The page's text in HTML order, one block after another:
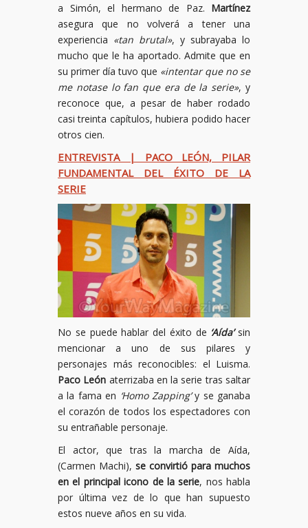
a Simón, el hermano de Paz. Martínez
asegura que no volverá a tener una
experiencia «tan brutal», y subrayaba lo
mucho que le ha aportado. Admite que en
su primer día tuvo que «intentar que no se
me notase lo fan que era de la serie», y
reconoce que, a pesar de haber rodado
casi treinta capítulos, hubiera podido hacer
otros cien.
ENTREVISTA | PACO LEÓN, PILAR
FUNDAMENTAL DEL ÉXITO DE LA
SERIE
No se puede hablar del éxito de ‘Aída’sin
mencionar a uno de sus pilares y
personajes más reconocibles: el Luisma.
Paco León aterrizaba en la serie tras saltar
a la fama en ‘Homo Zapping’y se ganaba
el corazón de todos los espectadores con
su entrañable personaje.
El actor, que tras la marcha de Aída,
(Carmen Machi), se convirtió para muchos
en el principal icono de la serie, nos habla
por última vez de lo que han supuesto
estos nueve años en su vida.